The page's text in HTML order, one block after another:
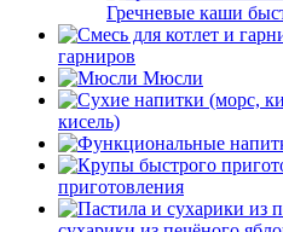
Гречневые каши
гарниров
Мюсли
кисель)
приготовления